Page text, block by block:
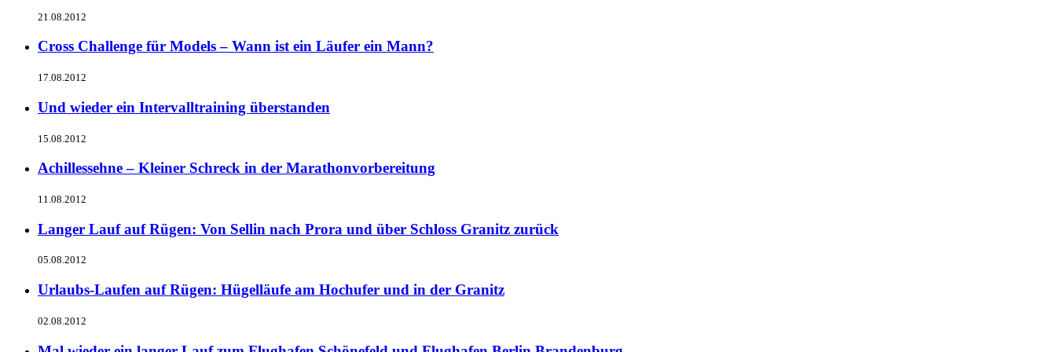
21.08.2012
Cross Challenge für Models – Wann ist ein Läufer ein Mann?
17.08.2012
Und wieder ein Intervalltraining überstanden
15.08.2012
Achillessehne – Kleiner Schreck in der Marathonvorbereitung
11.08.2012
Langer Lauf auf Rügen: Von Sellin nach Prora und über Schloss Granitz zurück
05.08.2012
Urlaubs-Laufen auf Rügen: Hügelläufe am Hochufer und in der Granitz
02.08.2012